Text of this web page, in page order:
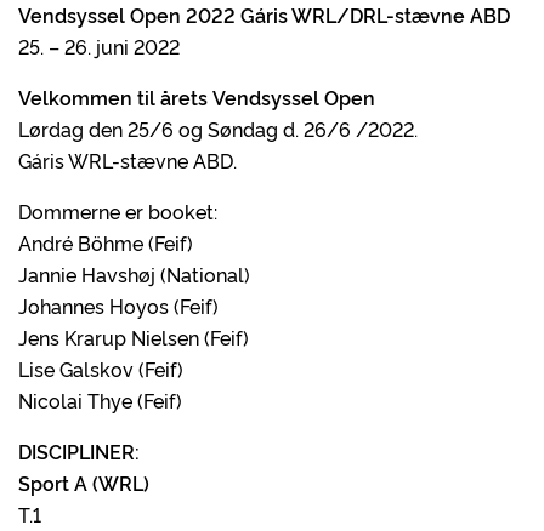
Vendsyssel Open 2022 Gáris WRL/DRL-stævne ABD
25. – 26. juni 2022
Velkommen til årets Vendsyssel Open
Lørdag den 25/6 og Søndag d. 26/6 /2022.
Gáris WRL-stævne ABD.
Dommerne er booket:
André Böhme (Feif)
Jannie Havshøj (National)
Johannes Hoyos (Feif)
Jens Krarup Nielsen (Feif)
Lise Galskov (Feif)
Nicolai Thye (Feif)
DISCIPLINER:
Sport A (WRL)
T.1